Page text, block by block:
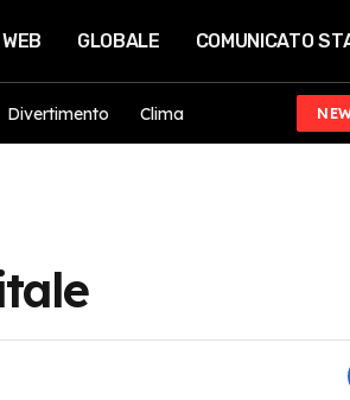
GLOBALE COMUNICATO
Divertimento Clima